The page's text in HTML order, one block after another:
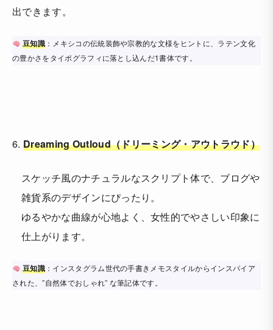
出できます。
豆知識：メキシコの伝統装飾や宗教的な文様をヒントに、ラテン文化
の豊かさをタイポグラフィに落とし込んだ1書体です。
6. Dreaming Outloud（ドリーミング・アウトラウド）
スケッチ風のナチュラルなスクリプト体で、ブログや
雑貨系のデザインにぴったり。
ゆるやかな曲線が心地よく、女性的でやさしい印象に
仕上がります。
豆知識：インスタグラム世代の手書きメモスタイルからインスパイア
された、”自然体でおしゃれ” な筆記体です。